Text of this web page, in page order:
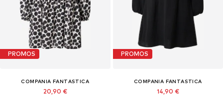
PROMOS
COMPANIA FANTASTICA
20,90 €
PROMOS
COMPANIA FANTASTICA
14,90 €